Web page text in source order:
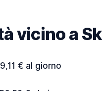
vicino a
€ al giorno